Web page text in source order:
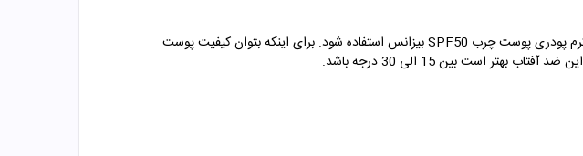
بهتر است نیم ساعت قبل از این که پوست در برابر تابش نور آفتاب قرار بگیرد، از فلوئید ضد آفتاب کرم پودری پوست چرب SPF50 بیزانس استفاده شود. برای اینکه بتوان کیفیت پوست